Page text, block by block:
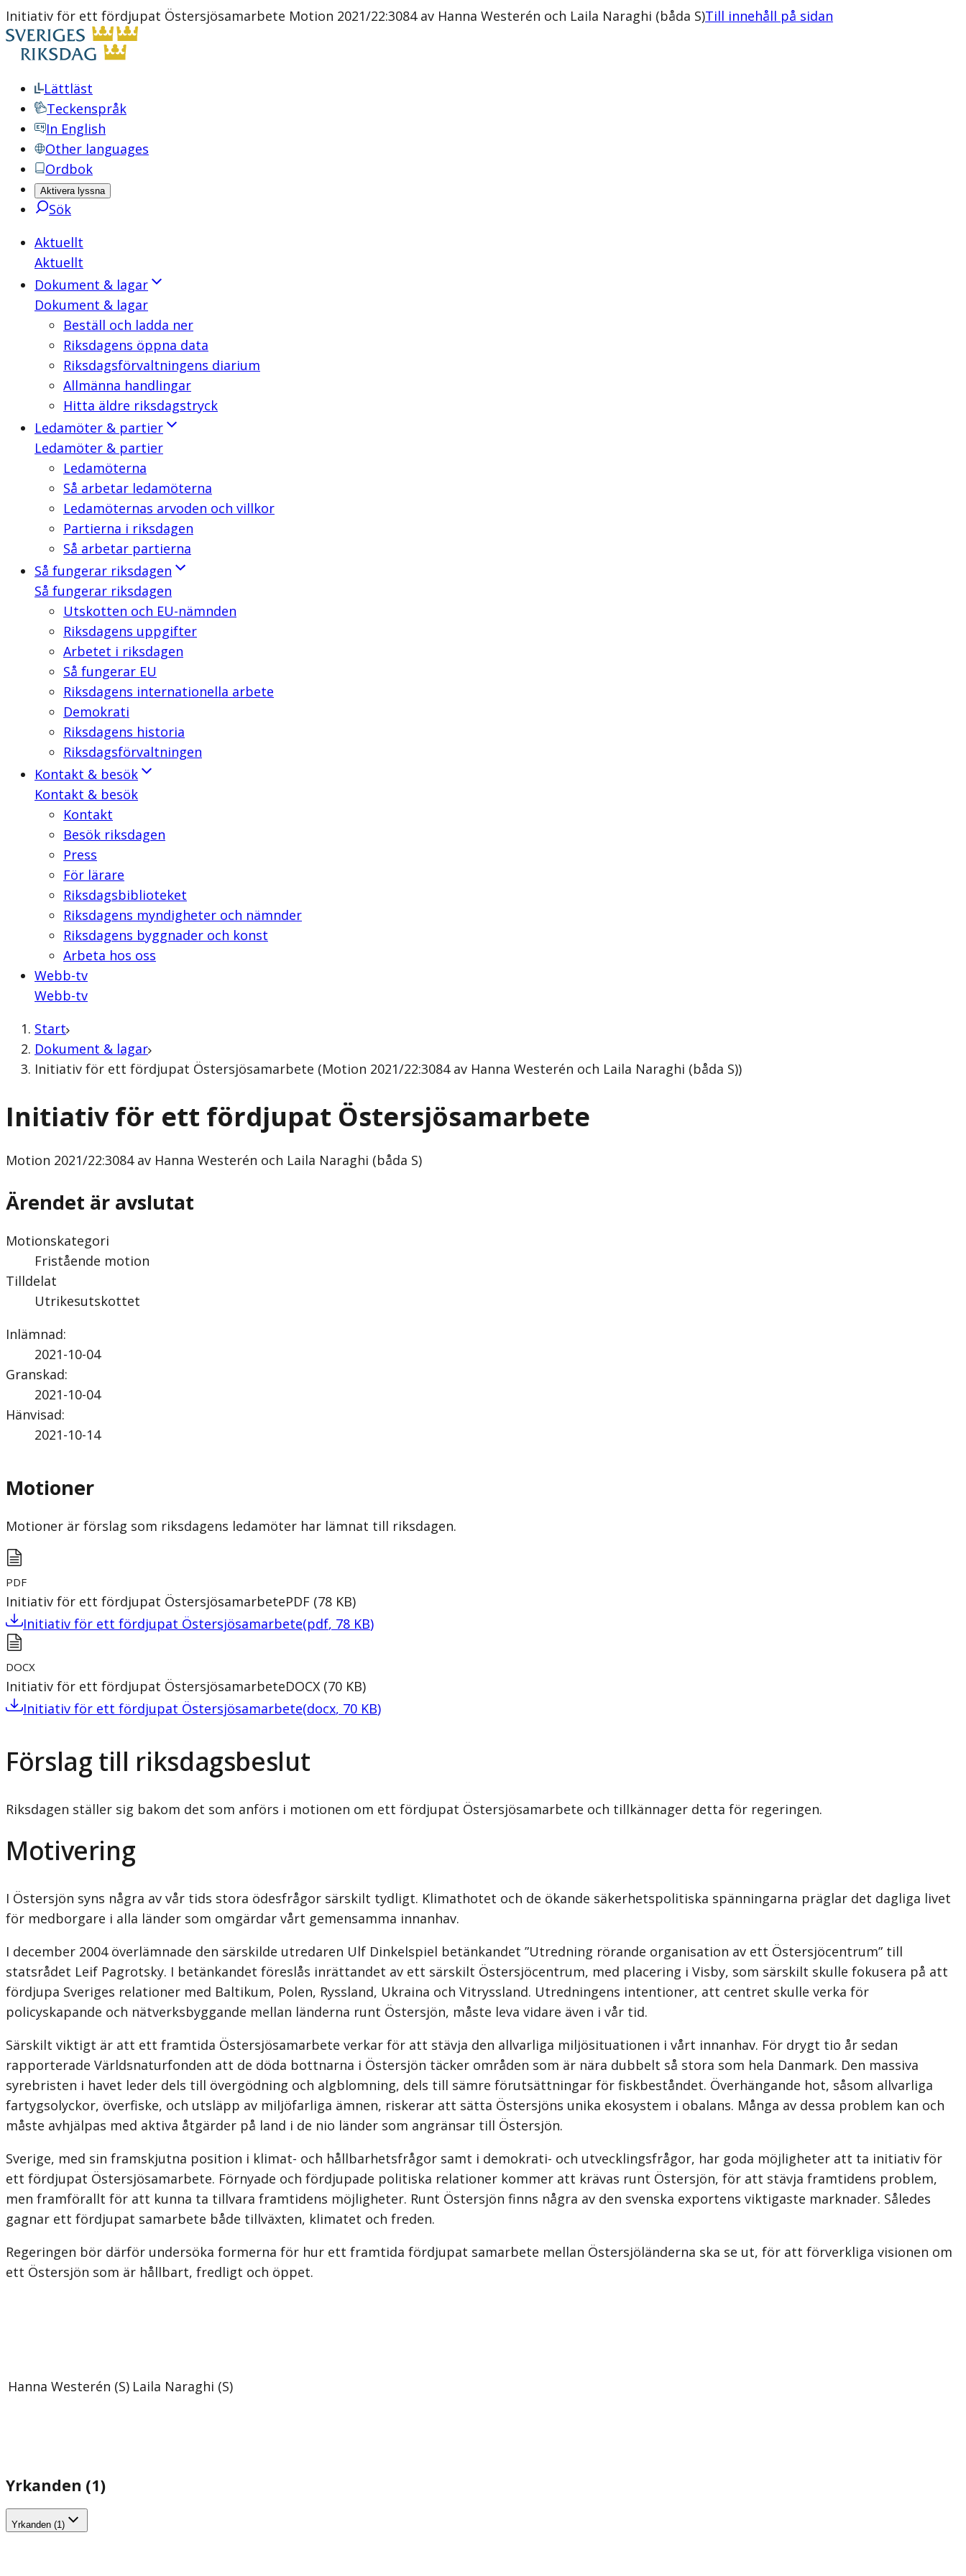
Initiativ för ett fördjupat Östersjösamarbete Motion 2021/22:3084 av Hanna Westerén och Laila Naraghi (båda S)Till innehåll på sidan
Lättläst
Teckenspråk
In English
Other languages
Ordbok
Aktivera lyssna
Sök
Aktuellt
Aktuellt
Dokument & lagar
Dokument & lagar
Beställ och ladda ner
Riksdagens öppna data
Riksdagsförvaltningens diarium
Allmänna handlingar
Hitta äldre riksdagstryck
Ledamöter & partier
Ledamöter & partier
Ledamöterna
Så arbetar ledamöterna
Ledamöternas arvoden och villkor
Partierna i riksdagen
Så arbetar partierna
Så fungerar riksdagen
Så fungerar riksdagen
Utskotten och EU-nämnden
Riksdagens uppgifter
Arbetet i riksdagen
Så fungerar EU
Riksdagens internationella arbete
Demokrati
Riksdagens historia
Riksdagsförvaltningen
Kontakt & besök
Kontakt & besök
Kontakt
Besök riksdagen
Press
För lärare
Riksdagsbiblioteket
Riksdagens myndigheter och nämnder
Riksdagens byggnader och konst
Arbeta hos oss
Webb-tv
Webb-tv
Start
Dokument & lagar
Initiativ för ett fördjupat Östersjösamarbete (Motion 2021/22:3084 av Hanna Westerén och Laila Naraghi (båda S))
Initiativ för ett fördjupat Östersjösamarbete
Motion 2021/22:3084 av Hanna Westerén och Laila Naraghi (båda S)
Ärendet är avslutat
Motionskategori
Fristående motion
Tilldelat
Utrikesutskottet
Inlämnad:
2021-10-04
Granskad:
2021-10-04
Hänvisad:
2021-10-14
Motioner
Motioner är förslag som riksdagens ledamöter har lämnat till riksdagen.
PDF
Initiativ för ett fördjupat ÖstersjösamarbetePDF (78 KB)
Initiativ för ett fördjupat Östersjösamarbete(pdf, 78 KB)
DOCX
Initiativ för ett fördjupat ÖstersjösamarbeteDOCX (70 KB)
Initiativ för ett fördjupat Östersjösamarbete(docx, 70 KB)
Förslag till riksdagsbeslut
Riksdagen ställer sig bakom det som anförs i motionen om ett fördjupat Östersjösamarbete och tillkännager detta för regeringen.
Motivering
I Östersjön syns några av vår tids stora ödesfrågor särskilt tydligt. Klimathotet och de ökande säkerhetspolitiska spänningarna präglar det dagliga livet
för medborgare i alla länder som omgärdar vårt gemensamma innanhav.
I december 2004 överlämnade den särskilde utredaren Ulf Dinkelspiel betänkandet ”Utredning rörande organisation av ett Östersjöcentrum” till
statsrådet Leif Pagrotsky. I betänkandet föreslås inrättandet av ett särskilt Östersjöcentrum, med placering i Visby, som särskilt skulle fokusera på att
fördjupa Sveriges relationer med Baltikum, Polen, Ryssland, Ukraina och Vitryssland. Utredningens intentioner, att centret skulle verka för
policyskapande och nätverksbyggande mellan länderna runt Östersjön, måste leva vidare även i vår tid.
Särskilt viktigt är att ett framtida Östersjösamarbete verkar för att stävja den allvarliga miljösituationen i vårt innanhav. För drygt tio år sedan
rapporterade Världs­naturfonden att de döda bottnarna i Östersjön täcker områden som är nära dubbelt så stora som hela Danmark. Den massiva
syrebristen i havet leder dels till övergödning och algblomning, dels till sämre förutsättningar för fiskbeståndet. Överhängande hot, såsom allvarliga
fartygsolyckor, överfiske, och utsläpp av miljöfarliga ämnen, riskerar att sätta Östersjöns unika ekosystem i obalans. Många av dessa problem kan och
måste avhjälpas med aktiva åtgärder på land i de nio länder som angränsar till Östersjön.
Sverige, med sin framskjutna position i klimat- och hållbarhetsfrågor samt i demokrati- och utvecklingsfrågor, har goda möjligheter att ta initiativ för
ett fördjupat Östersjösamarbete. Förnyade och fördjupade politiska relationer kommer att krävas runt Östersjön, för att stävja framtidens problem,
men framförallt för att kunna ta tillvara framtidens möjligheter. Runt Östersjön finns några av den svenska exportens viktigaste marknader. Således
gagnar ett fördjupat samarbete både tillväxten, klimatet och freden.
Regeringen bör därför undersöka formerna för hur ett framtida fördjupat samarbete mellan Östersjöländerna ska se ut, för att förverkliga visionen om
ett Östersjön som är hållbart, fredligt och öppet.
Hanna Westerén (S) Laila Naraghi (S)
Yrkanden (1)
Yrkanden (1)